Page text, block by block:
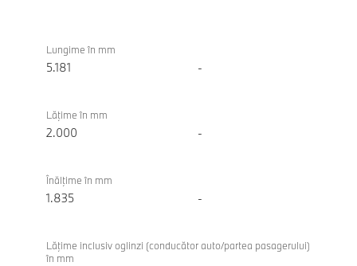
xDrive40d
Lungime în mm
5.181 -
Lăţime în mm
2.000 -
Înălţime în mm
1.835 -
Lăţime inclusiv oglinzi (conducător auto/partea pasagerului)
în mm